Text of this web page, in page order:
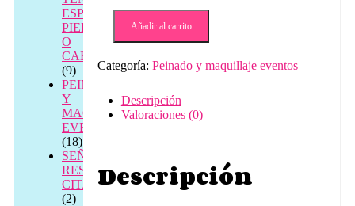
comunión
maquillaje
sutil
+
recogido
cantidad
Añadir al carrito
Categoría: Peinado y maquillaje eventos
Descripción
Valoraciones (0)
Descripción
ESPALDA,
PIERNAS
O
CABEZA
(9)
PEINADO
Y
MAQUILLAJE
EVENTOS
(18)
SEÑAL
RESERVA
CITA
(2)